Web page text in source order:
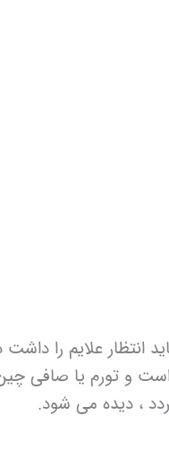
می توان مشاهده نمود. باید دانست که اگر دفعات دخول کمتر
است و تورم یا
، دیده می شود.